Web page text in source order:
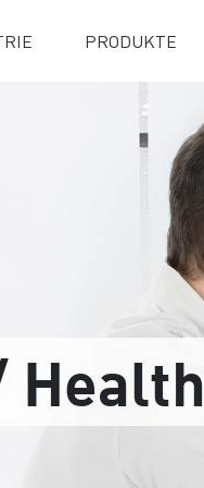
PRODUKTE
Health